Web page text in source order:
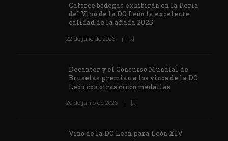
Catorce bodegas exhibirán en la Feria
del Vino de la DO León la excelente
calidad de la añada 2025
22 de julio de 2026
Decanter y el Concurso Mundial de
Bruselas premian a los vinos de la DO
León con otras cinco medallas
20 de junio de 2026
Vino de la DO León para León XIV